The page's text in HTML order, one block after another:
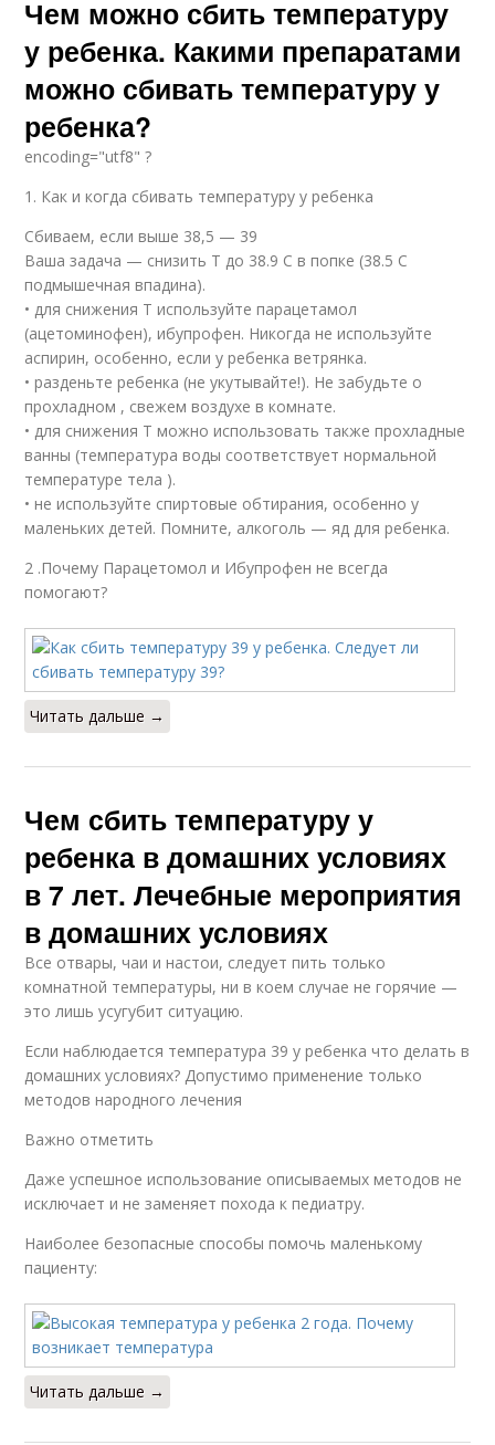
Чем можно сбить температуру
у ребенка. Какими препаратами
можно сбивать температуру у
ребенка?
encoding="utf8" ?
1. Как и когда сбивать температуру у ребенка
Сбиваем, если выше 38,5 — 39
Ваша задача — снизить Т до 38.9 С в попке (38.5 С
подмышечная впадина).
• для снижения Т используйте парацетамол
(ацетоминофен), ибупрофен. Никогда не используйте
аспирин, особенно, если у ребенка ветрянка.
• разденьте ребенка (не укутывайте!). Не забудьте о
прохладном , свежем воздухе в комнате.
• для снижения Т можно использовать также прохладные
ванны (температура воды соответствует нормальной
температуре тела ).
• не используйте спиртовые обтирания, особенно у
маленьких детей. Помните, алкоголь — яд для ребенка.
2 .Почему Парацетомол и Ибупрофен не всегда
помогают?
Читать дальше →
Чем сбить температуру у
ребенка в домашних условиях
в 7 лет. Лечебные мероприятия
в домашних условиях
Все отвары, чаи и настои, следует пить только
комнатной температуры, ни в коем случае не горячие —
это лишь усугубит ситуацию.
Если наблюдается температура 39 у ребенка что делать в
домашних условиях? Допустимо применение только
методов народного лечения
Важно отметить
Даже успешное использование описываемых методов не
исключает и не заменяет похода к педиатру.
Наиболее безопасные способы помочь маленькому
пациенту:
Читать дальше →